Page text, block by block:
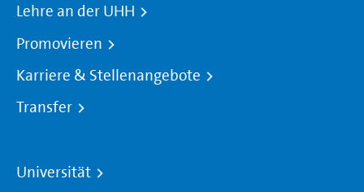
Lehre an der UHH
Promovieren
Karriere & Stellenangebote
Transfer
Universität